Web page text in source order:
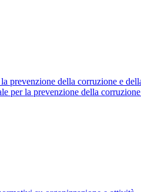
prevenzione della corruzione e
per la prevenzione della